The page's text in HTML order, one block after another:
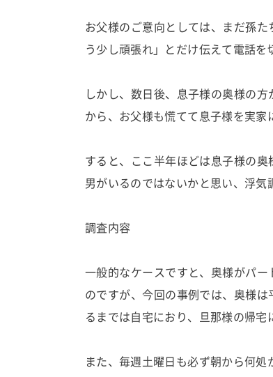
お父様のご意向としては、まだ孫
う少し頑張れ」とだけ伝えて電話を
しかし、数日後、息子様の奥様の
から、お父様も慌てて息子様を実家
すると、ここ半年ほどは息子様の
男がいるのではないかと思い、浮気
調査内容
一般的なケースですと、奥様がパ
のですが、今回の事例では、奥様
るまでは自宅におり、旦那様の帰宅
また、毎週土曜日も必ず朝から何処